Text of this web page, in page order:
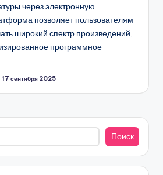
через электронную
позволяет пользователям
широкий спектр произведений,
программное
17 сентября 2025
Поиск